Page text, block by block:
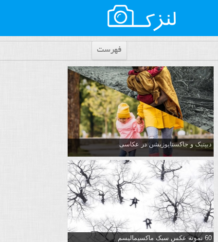
فهرست
دیپتیک و جاکستا‌پوزیشن در عکاسی
60 نمونه عکس سبک ماکسیمالیسم